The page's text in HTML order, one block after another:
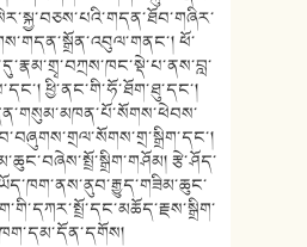
ཕོ་
ཕྱི་ནང་གི་ཧོ་ཐོག་ཐུ་དང་།
རྩེ་ཤོད་